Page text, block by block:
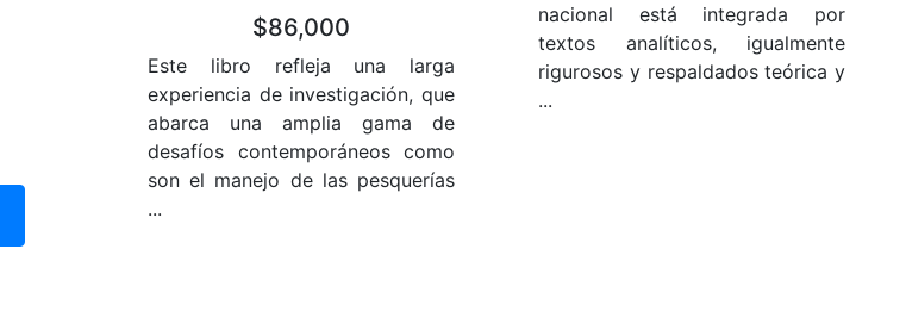
$86,000
Este libro refleja una larga
experiencia de investigación, que
abarca una amplia gama de
desafíos contemporáneos como
son el manejo de las pesquerías
...
nacional está integrada por
textos analíticos, igualmente
rigurosos y respaldados teórica y
...